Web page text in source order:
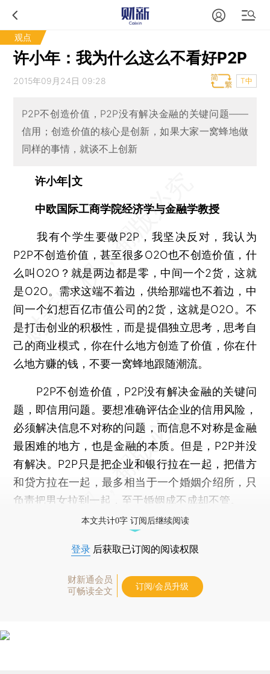
观点
许小年：我为什么这么不看好P2P
2015年09月24日 09:28 T中
P2P不创造价值，P2P没有解决金融的关键问题——
信用；创造价值的核心是创新，如果大家一窝蜂地做
同样的事情，就谈不上创新
许小年|文
中欧国际工商学院经济学与金融学教授
我有个学生要做P2P，我坚决反对，我认为
P2P不创造价值，甚至很多O2O也不创造价值，什
么叫O2O？就是两边都是零，中间一个2货，这就
是O2O。需求这端不着边，供给那端也不着边，中
间一个幻想百亿市值公司的2货，这就是O2O。不
是打击创业的积极性，而是提倡独立思考，思考自
己的商业模式，你在什么地方创造了价值，你在什
么地方赚的钱，不要一窝蜂地跟随潮流。
P2P不创造价值，P2P没有解决金融的关键问
题，即信用问题。要想准确评估企业的信用风险，
必须解决信息不对称的问题，而信息不对称是金融
最困难的地方，也是金融的本质。但是，P2P并没
有解决。P2P只是把企业和银行拉在一起，把借方
和贷方拉在一起，最多相当于一个婚姻介绍所，只
负责把男女拉到一起，至于婚姻成不成却不管。
本文共计0字 订阅后继续阅读
登录 后获取已订阅的阅读权限
财新通会员
可畅读全文
订阅/会员升级